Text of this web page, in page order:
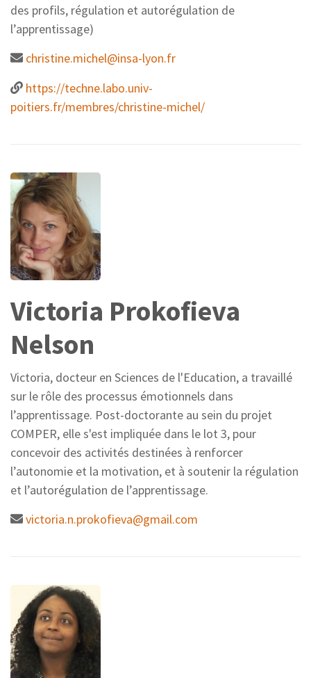
des profils, régulation et autorégulation de
l’apprentissage)
christine.michel@insa-lyon.fr
https://techne.labo.univ-
poitiers.fr/membres/christine-michel/
Victoria Prokofieva
Nelson
Victoria, docteur en Sciences de l'Education, a travaillé
sur le rôle des processus émotionnels dans
l’apprentissage. Post-doctorante au sein du projet
COMPER, elle s'est impliquée dans le lot 3, pour
concevoir des activités destinées à renforcer
l’autonomie et la motivation, et à soutenir la régulation
et l’autorégulation de l’apprentissage.
victoria.n.prokofieva@gmail.com